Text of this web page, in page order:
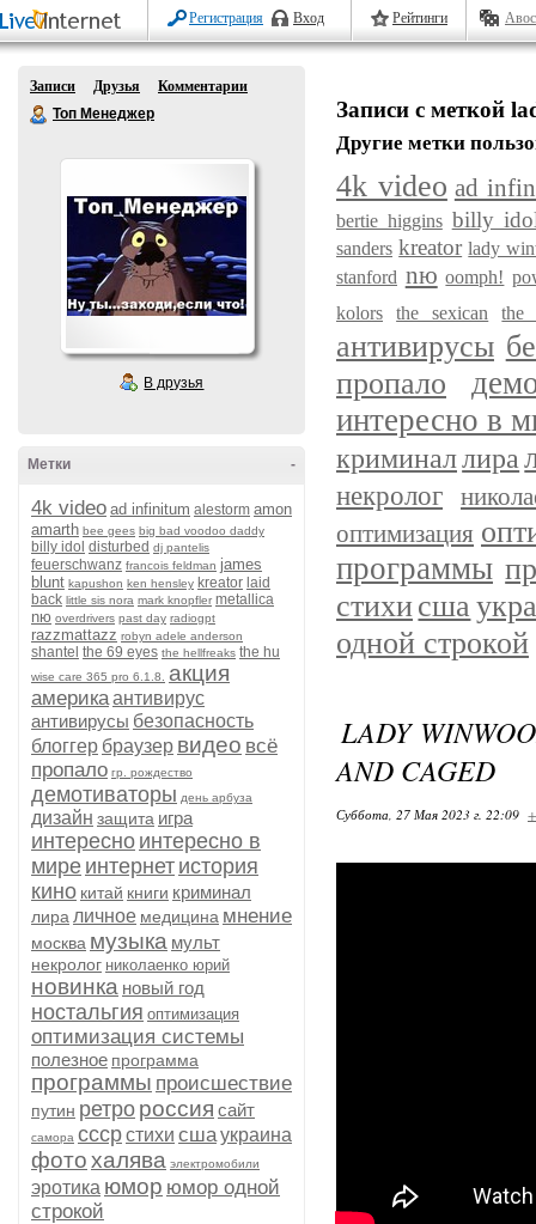
Регистрация Вход Рейтинги
Записи Друзья
Комментарии
Топ Менеджер
В друзья
-
Метки
4k video ad infinitum alestorm amon
amarth bee gees big bad voodoo daddy
billy idol disturbed dj pantelis
feuerschwanz francois feldman james
blunt kapushon ken hensley kreator laid
back little sis nora mark knopfler metallica
nю overdrivers past day radiogpt
razzmattazz robyn adele anderson
shantel the 69 eyes the hellfreaks the hu
wise care 365 pro 6.1.8. акция
америкаантивирус
антивирусы безопасность
блоггер браузер видео всё
пропало гр. рождество
демотиваторы день арбуза
дизайн защита игра
интересно интересно в
мире интернет история
кино китай книги криминал
лира личное медицина мнение
москва музыка мульт
некролог николаенко юрий
новинка новый год
ностальгия оптимизация
оптимизация системы
полезное программа
программы происшествие
путин ретро россия сайт
самора сссрстихи сшаукраина
фотохалява электромобили
эротика юмор юмор одной
строкой
Записи с меткой
Другие метки
4k video ad
bertie higgins billy
sanders kreator lady
stanford nю oomph!
kolors
the sexican the
антивирусы
пропало
интересно в
криминаллира
некролог
оптимизация
программы
стихисша
одной строкой
LADY
AND CAGED
Суббота, 27 Мая 2023 г. 22:09